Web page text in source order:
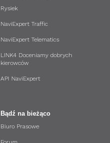
Rysiek
NaviExpert Traffic
NaviExpert Telematics
LINK4 Doceniamy dobrych
kierowców
API NaviExpert
Bądź na bieżąco
Biuro Prasowe